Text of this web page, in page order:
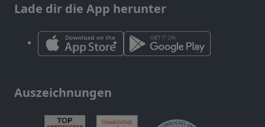
Lade dir die App herunter
Auszeichnungen